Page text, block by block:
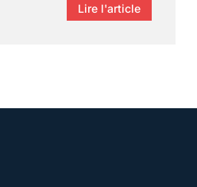
Lire l'article